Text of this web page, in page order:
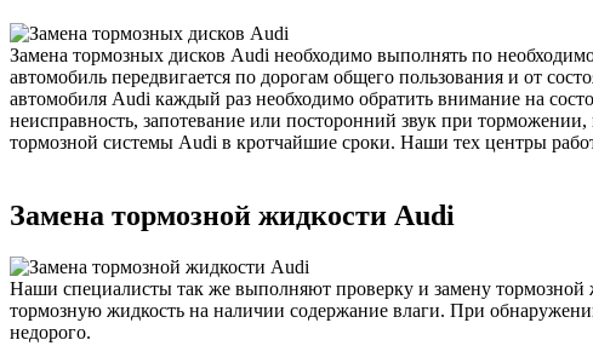
Замена тормозных дисков Audi необходимо выполнять по
автомобиль передвигается по дорогам общего пользования и от
автомобиля Audi каждый раз необходимо обратить внимание на
неисправность, запотевание или посторонний звук при
тормозной системы Audi в кротчайшие сроки. Наши тех центры
Замена тормозной жидкости Audi
Наши специалисты так же выполняют проверку и замену
тормозную жидкость на наличии содержание влаги. При
недорого.